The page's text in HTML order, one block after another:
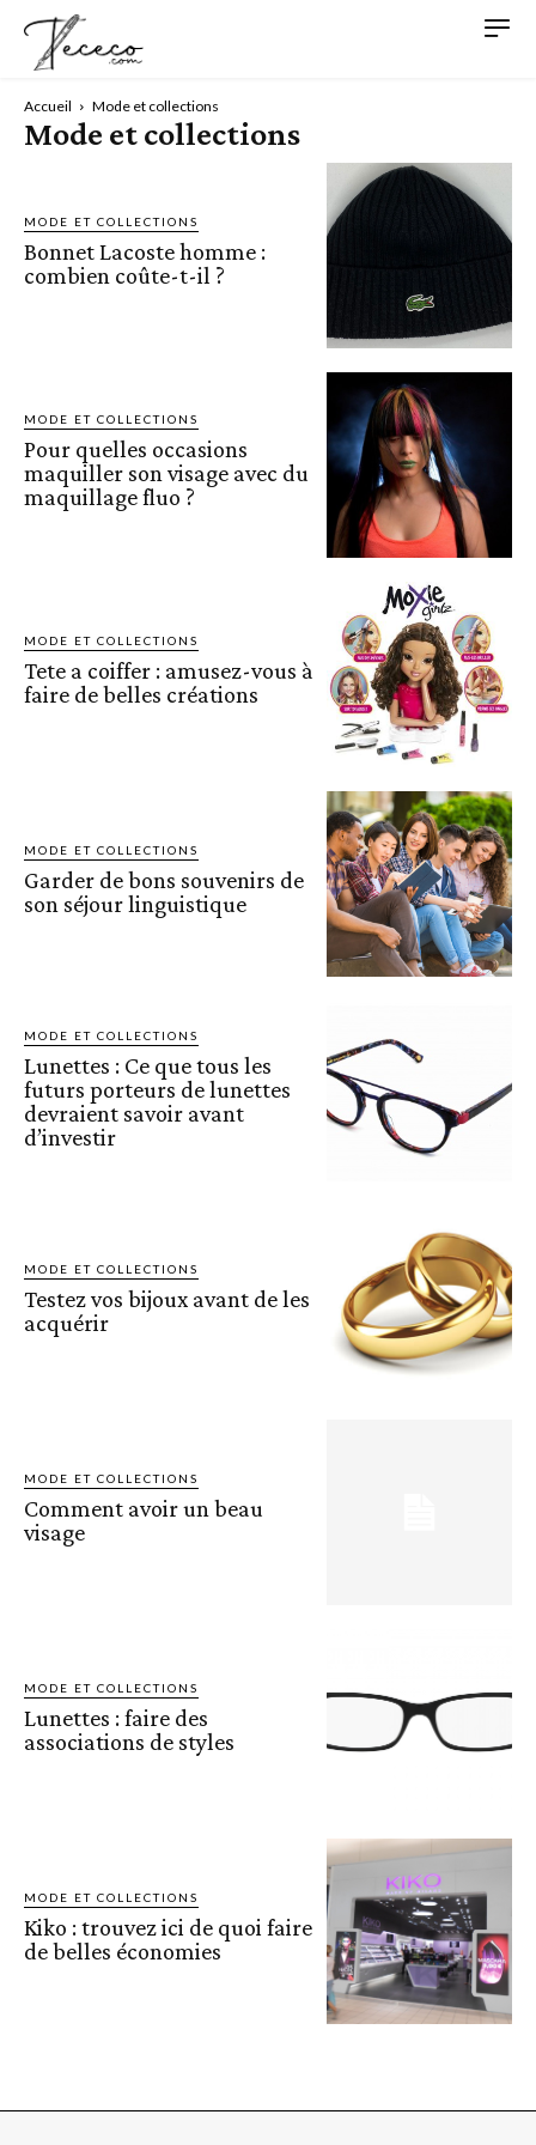
Accueil Mode et collections
Mode et collections
MODE ET COLLECTIONS
Bonnet Lacoste homme :
combien coûte-t-il ?
MODE ET COLLECTIONS
Pour quelles occasions
maquiller son visage avec du
maquillage fluo ?
MODE ET COLLECTIONS
Tete a coiffer : amusez-vous à
faire de belles créations
MODE ET COLLECTIONS
Garder de bons souvenirs de
son séjour linguistique
MODE ET COLLECTIONS
Lunettes : Ce que tous les
futurs porteurs de lunettes
devraient savoir avant
d’investir
MODE ET COLLECTIONS
Testez vos bijoux avant de les
acquérir
MODE ET COLLECTIONS
Comment avoir un beau
visage
MODE ET COLLECTIONS
Lunettes : faire des
associations de styles
MODE ET COLLECTIONS
Kiko : trouvez ici de quoi faire
de belles économies